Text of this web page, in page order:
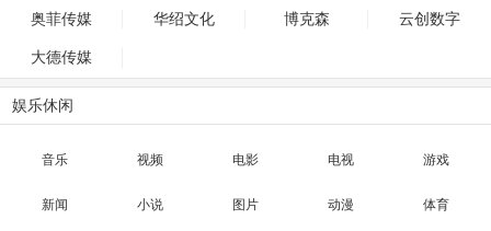
奥菲传媒 华绍文化 博克森 云创数字
大德传媒
娱乐休闲
音乐 视频 电影 电视 游戏
新闻 小说 图片 动漫 体育